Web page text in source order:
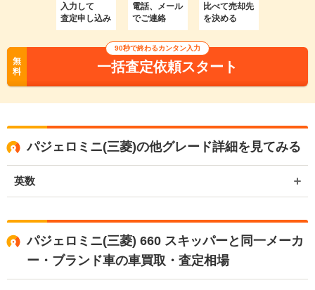
入力して
査定申し込み
電話、メール
でご連絡
比べて売却先
を決める
無
料
90秒で終わるカンタン入力
一括査定依頼スタート
パジェロミニ(三菱)の他グレード詳細を見てみる
英数
パジェロミニ(三菱) 660 スキッパーと同一メーカ
ー・ブランド車の車買取・査定相場